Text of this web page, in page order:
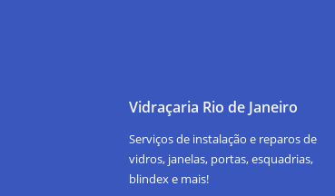
Vidraçaria Rio de Janeiro
Serviços de instalação e reparos de
vidros, janelas, portas, esquadrias,
blindex e mais!